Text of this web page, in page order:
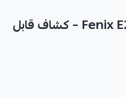
كشاف يدوي Fenix E28R V2.0 LED – كشاف قابل